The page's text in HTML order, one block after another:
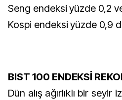
Seng endeksi yüzde 0,2
Kospi endeksi yüzde 0,9
BIST 100 ENDEKSİ
Dün alış ağırlıklı bir seyir